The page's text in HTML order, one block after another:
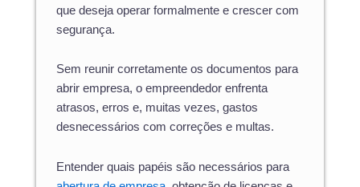
que deseja operar formalmente e crescer com
segurança.
Sem reunir corretamente os documentos para
abrir empresa, o empreendedor enfrenta
atrasos, erros e, muitas vezes, gastos
desnecessários com correções e multas.
Entender quais papéis são necessários para